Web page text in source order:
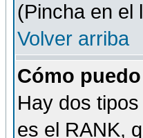
(Pincha en el
Volver arriba
Cómo
Hay dos
es el RANK,